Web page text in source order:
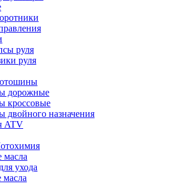
руля
руля
дорожные
кроссовые
назначения
ATV
ухода